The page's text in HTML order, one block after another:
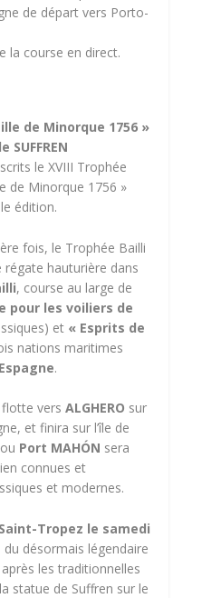
de départ vers Porto-
la course en direct.
de Minorque 1756 »
SUFFREN
le XVIII Trophée
de Minorque 1756 »
édition.
fois, le Trophée Bailli
régate hauturière dans
, course au large de
pour les voiliers de
et « Esprits de
nations maritimes
.
flotte versALGHERO sur
et finira sur l’île de
Port MAHÓN sera
connues et
et modernes.
Saint-Tropez le samedi
désormais légendaire
les traditionnelles
statue de Suffren sur le